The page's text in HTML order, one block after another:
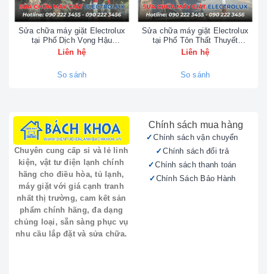
CÔNG TY TNHH VẬT TƯ KỸ THUẬT ĐIỆN
TỬ ĐIỆN LẠNH BÁCH KHOA
tự hào là đối
tác cung cấp dịch vụ kỹ thuật uy tín cho các
Điện thoại:090.222.3456 | 024.35.20.20.20
Chúng tôi chuyên tiếp nhận bảo hành, sửa chữa
các sản phẩm điện lạnh, điện tử gia dụng Casper
như:
Điều hòa không khí Casper (treo tường, tủ
đứng, âm trần)
Tủ lạnh, tủ đông Casper
Sửa chữa máy giặt Electrolux
tại Phố Dịch Vọng Hậu
0902223456
Liên hệ
So sánh
Sửa chữa máy giặt Electrolux
tại Phố Tôn Thất Thuyết
0902223456
Liên hệ
So sánh
Chuyên cung cấp sỉ và lẻ linh
kiện, vật tư điện lạnh chính
hãng cho điều hòa, tủ lạnh,
máy giặt với giá cạnh tranh
nhất thị trường, cam kết sản
phẩm chính hãng, đa dạng
chủng loại, sẵn sàng phục vụ
nhu cầu lắp đặt và sửa chữa.
Chính sách mua hàng
Chính sách vận chuyển
Chính sách đổi trả
Chính sách thanh toán
Chính Sách Bảo Hành